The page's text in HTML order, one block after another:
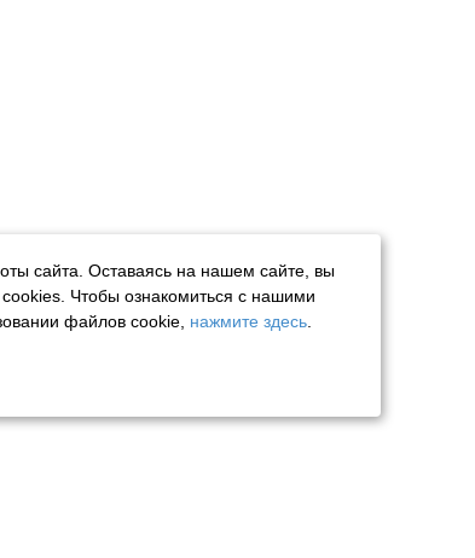
сайта. Оставаясь на нашем сайте, вы
Чтобы ознакомиться с нашими
файлов cookie, нажмите здесь